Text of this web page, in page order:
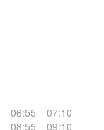
06:55
07:10
08:55 09:10